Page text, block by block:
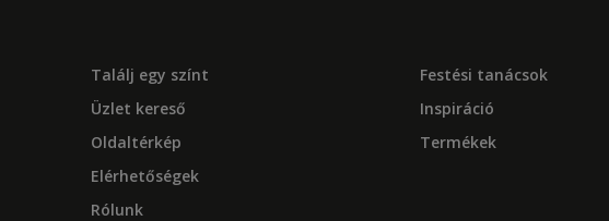
Találj egy színt
Üzlet kereső
Oldaltérkép
Elérhetőségek
Rólunk
Festési tanácsok
Inspiráció
Termékek